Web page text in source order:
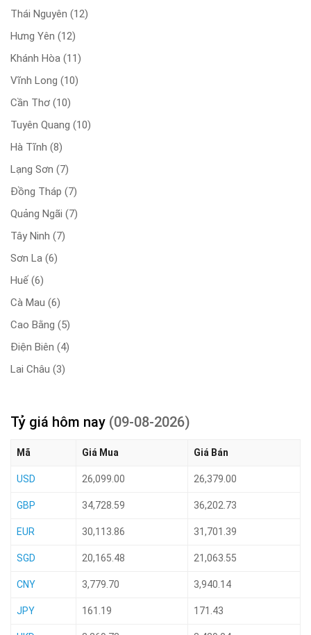
Thái Nguyên (12)
Hưng Yên (12)
Khánh Hòa (11)
Vĩnh Long (10)
Cần Thơ (10)
Tuyên Quang (10)
Hà Tĩnh (8)
Lạng Sơn (7)
Đồng Tháp (7)
Quảng Ngãi (7)
Tây Ninh (7)
Sơn La (6)
Huế (6)
Cà Mau (6)
Cao Bằng (5)
Điện Biên (4)
Lai Châu (3)
Tỷ giá hôm nay (09-08-2026)
Mã Giá Mua Giá Bán
USD 26,099.00 26,379.00
GBP 34,728.59 36,202.73
EUR 30,113.86 31,701.39
SGD 20,165.48 21,063.55
CNY 3,779.70 3,940.14
JPY 161.19 171.43